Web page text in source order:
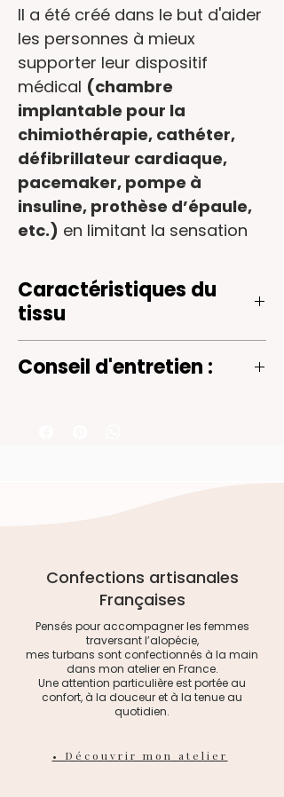
Il a été créé dans le but d'aider
les personnes à mieux
supporter leur dispositif
médical (chambre
implantable pour la
chimiothérapie, cathéter,
défibrillateur cardiaque,
pacemaker, pompe à
insuline, prothèse d’épaule,
etc.) en limitant la sensation
Ces petits accessoiressont
confectionnés dans des
en France, par des personnes
www.moncarredoux.fr
Caractéristiques du
tissu
Composition :100% coton
Conseil d'entretien :
l’ombre est recommandé.
du tissu.
Confections artisanales
Françaises
Pensés pour accompagner les femmes
traversant l’alopécie,
mes turbans sont confectionnés à la main
dans mon atelier en France.
Une attention particulière est portée au
confort, à la douceur et à la tenue au
quotidien.
• Découvrir mon atelier